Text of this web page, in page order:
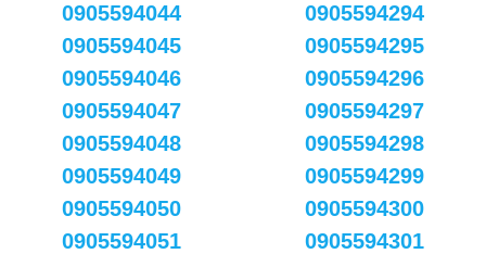
0905594044
0905594045
0905594046
0905594047
0905594048
0905594049
0905594050
0905594051
0905594294
0905594295
0905594296
0905594297
0905594298
0905594299
0905594300
0905594301